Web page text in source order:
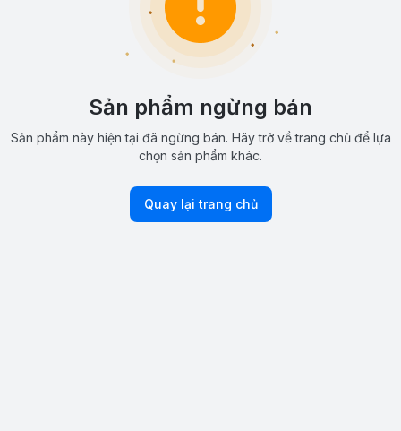
Sản phẩm ngừng bán
Sản phẩm này hiện tại đã ngừng bán. Hãy trở về trang chủ để lựa
chọn sản phẩm khác.
Quay lại trang chủ